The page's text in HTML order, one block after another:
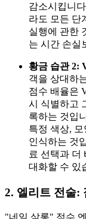
감소시킵니
라도 모든 단
실행에 관한
는 시간 손실
황금 습관 2:
객을 상대하
점수 배율은
시 식별하고
록하는 것입
특정 색상,
인식하는 것
료 선택과 더
대화할 수 있
2. 엘리트 전술: